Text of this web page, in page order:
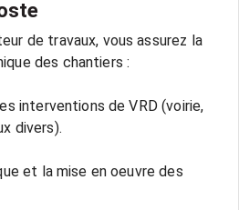
de travaux, vous assurez la
des chantiers :
interventions de VRD (voirie,
divers).
et la mise en oeuvre des